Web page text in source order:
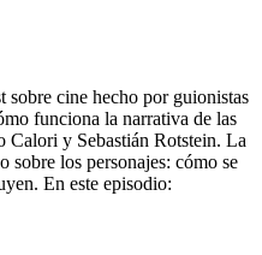
sobre cine hecho por guionistas
funciona la narrativa de las
Calori y Sebastián Rotstein. La
sobre los personajes: cómo se
En este episodio: